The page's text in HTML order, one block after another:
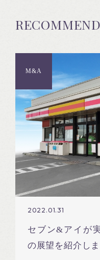
RECOMMEND
M&A
2022.01.31
セブン&アイが
の展望を紹介し